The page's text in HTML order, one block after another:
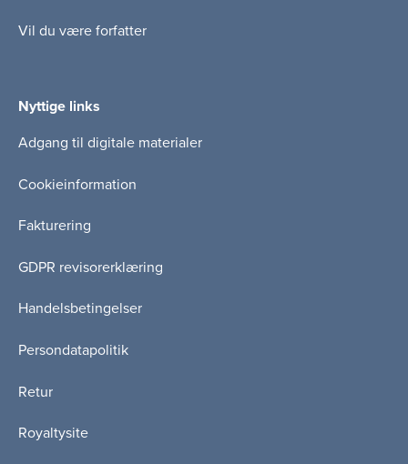
Vil du være forfatter
Nyttige links
Adgang til digitale materialer
Cookieinformation
Fakturering
GDPR revisorerklæring
Handelsbetingelser
Persondatapolitik
Retur
Royaltysite